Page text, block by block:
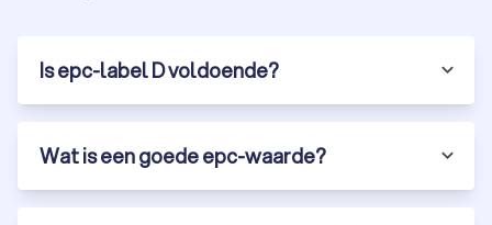
gas of mazout. Hernieuwbare energie is niet aanwezig.
Energielabel E: De woning is slecht geïsoleerd en
verbruikt veel energie. Uw woning krijgt dit label als er
verwarmingsinstallaties sterk verouderd zijn, en de epc-
Is epc-label D voldoende?
Wat is een goede epc-waarde?